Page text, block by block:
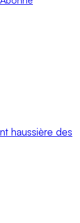
haussière des